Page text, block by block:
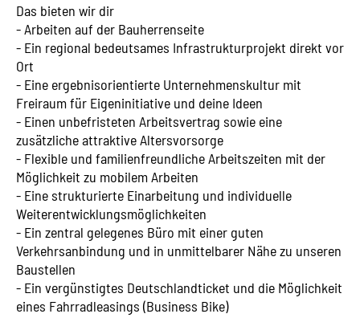
Das bieten wir dir
- Arbeiten auf der Bauherrenseite
- Ein regional bedeutsames Infrastrukturprojekt direkt vor
Ort
- Eine ergebnisorientierte Unternehmenskultur mit
Freiraum für Eigeninitiative und deine Ideen
- Einen unbefristeten Arbeitsvertrag sowie eine
zusätzliche attraktive Altersvorsorge
- Flexible und familienfreundliche Arbeitszeiten mit der
Möglichkeit zu mobilem Arbeiten
- Eine strukturierte Einarbeitung und individuelle
Weiterentwicklungsmöglichkeiten
- Ein zentral gelegenes Büro mit einer guten
Verkehrsanbindung und in unmittelbarer Nähe zu unseren
Baustellen
- Ein vergünstigtes Deutschlandticket und die Möglichkeit
eines Fahrradleasings (Business Bike)